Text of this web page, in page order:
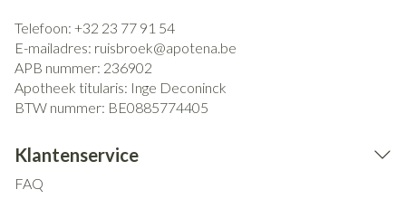
Telefoon: +32 23 77 91 54
E-mailadres: ruisbroek@apotena.be
APB nummer: 236902
Apotheek titularis: Inge Deconinck
BTW nummer: BE0885774405
Klantenservice
FAQ